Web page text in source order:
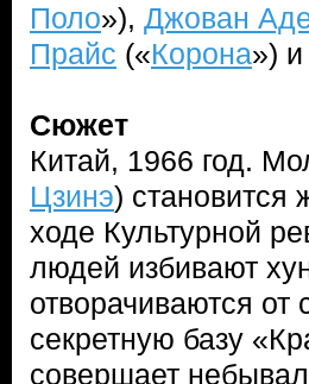
Поло»), Джован
Прайс («Корона») и
Сюжет
Китай, 1966 год.
Цзинэ) становится
ходе Культурной
людей избивают
отворачиваются
секретную базу
совершает